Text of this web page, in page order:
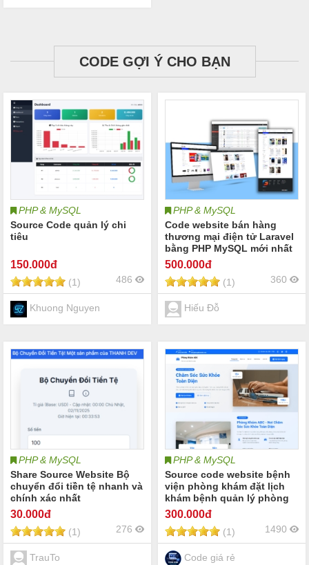
CODE GỢI Ý CHO BẠN
PHP & MySQL
Source Code quản lý chi
tiêu
150.000đ
(1) 486
Khuong Nguyen
PHP & MySQL
Code website bán hàng
thương mại điện tử Laravel
bằng PHP MySQL mới nhất
2025
500.000đ
(1) 360
Hiếu Đỗ
PHP & MySQL
Share Source Website Bộ
chuyển đổi tiền tệ nhanh và
chính xác nhất
30.000đ
(1) 276
TrauTo
PHP & MySQL
Source code website bệnh
viện phòng khám đặt lịch
khám bệnh quản lý phòng
khám bệnh nhân bệnh viện
bác sĩ kê đơn thuốc PHP
MYSQL
300.000đ
(1) 1490
Code giá rẻ